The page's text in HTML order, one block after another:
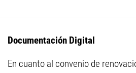
Documentación Digital
En cuanto al convenio de